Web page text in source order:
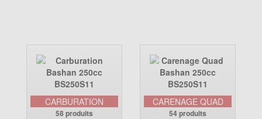
CARBURATION
58 produits
CARENAGE QUAD
54 produits